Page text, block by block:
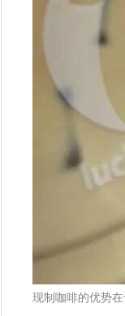
现制咖啡的优势